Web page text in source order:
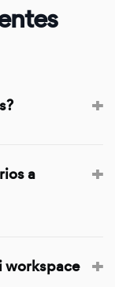
a
lo que se
workspace